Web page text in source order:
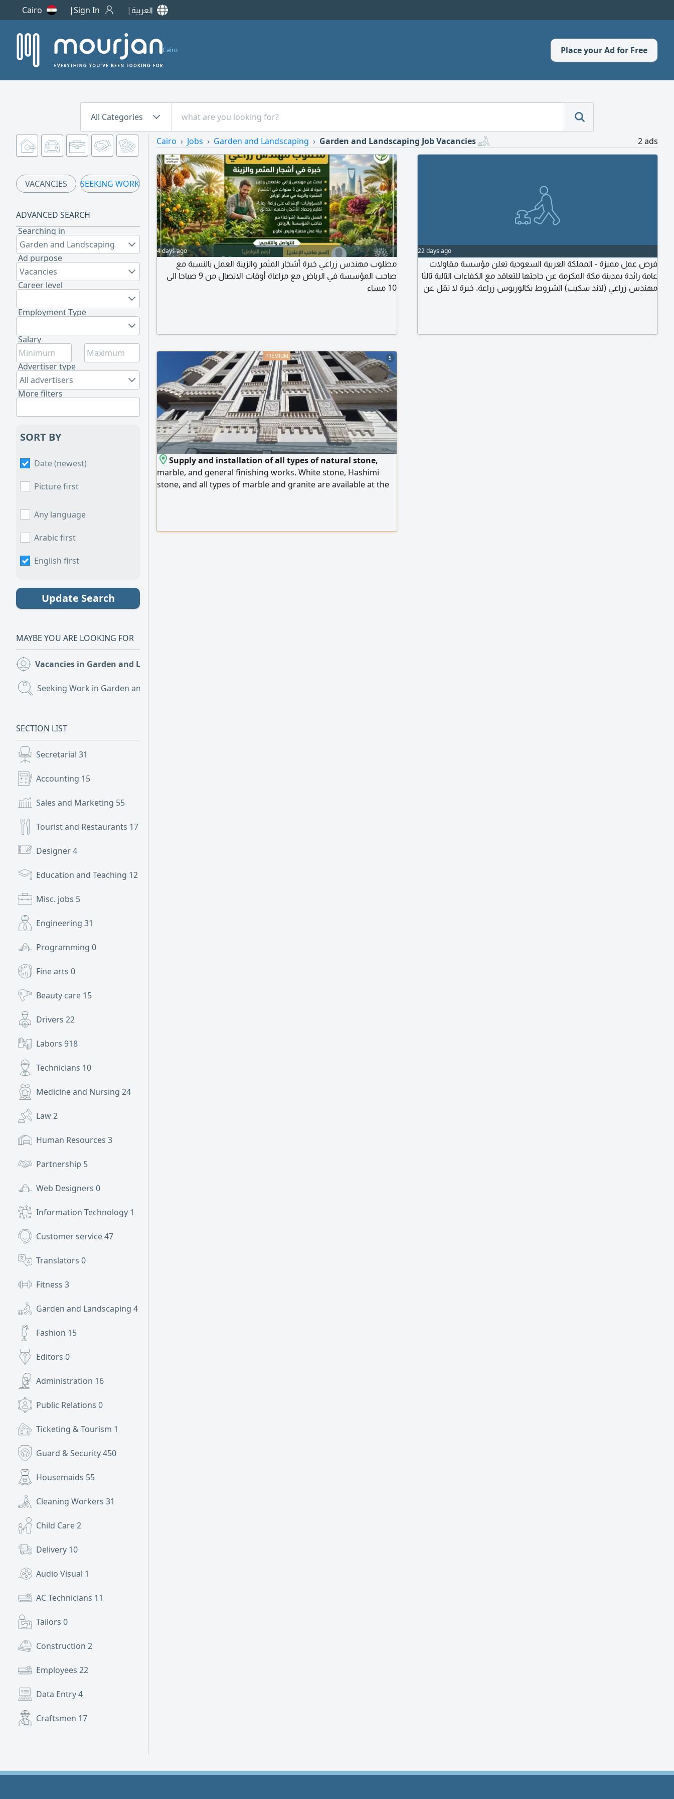
Cairo Sign In العربية
Cairo Place your Ad for Free
All Categories
VACANCIES SEEKING WORK
ADVANCED SEARCH
Searching in
Garden and Landscaping
Ad purpose
Vacancies
Career level
Employment Type
Salary
Advertiser type
All advertisers
More filters
SORT BY
Date (newest)
Picture first
Any language
Arabic first
English first
Update Search
MAYBE YOU ARE LOOKING FOR
Vacancies in Garden and Landscaping
Seeking Work in Garden and Landscaping
SECTION LIST
Secretarial 31
Accounting 15
Sales and Marketing 55
Tourist and Restaurants 17
Designer4
Education and Teaching 12
Misc. jobs 5
Engineering 31
Programming 0
Fine arts 0
Beauty care 15
Drivers 22
Labors 918
Technicians 10
Medicine and Nursing 24
Law2
Human Resources 3
Partnership 5
Web Designers 0
Information Technology 1
Customer service47
Translators 0
Fitness 3
Garden and Landscaping 4
Fashion 15
Editors 0
Administration 16
Public Relations 0
Ticketing & Tourism 1
Guard & Security450
Housemaids 55
Cleaning Workers 31
Child Care2
Delivery 10
Audio Visual 1
AC Technicians 11
Tailors 0
Construction 2
Employees 22
Data Entry4
Craftsmen 17
Cairo Jobs Garden and Landscaping Garden and Landscaping Job Vacancies 2 ads
4 days ago
مطلوب مهندس زراعي خبرة أشجار المثمر والزينة العمل بالنسبة مع
صاحب المؤسسة في الرياض مع مراعاة أوقات الاتصال من 9 صباحا الى
10 مساء
22 days ago
فرص عمل مميزة - المملكة العربية السعودية تعلن مؤسسة مقاولات
عامة رائدة بمدينة مكة المكرمة عن حاجتها للتعاقد مع الكفاءات التالية ثالثا
مهندس زراعي (لاند سكيب) الشروط بكالوريوس زراعة. خبرة لا تقل عن
5
Supply and installation of all types of natural stone,
marble, and general finishing works. White stone, Hashimi
stone, and all types of marble and granite are available at the